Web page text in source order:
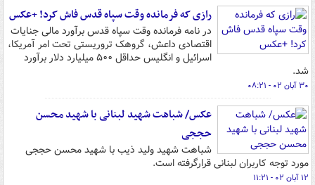
رازی که فرمانده وقت سپاه قدس فاش کرد! +عکس
در نامه فرمانده وقت سپاه قدس برآورد مالی جنایات
اقتصادی داعش، گروهک تروریستی تحت امر آمریکا،
اسرائیل و انگلیس حداقل ۵۰۰ میلیارد دلار برآورد
شد.
۳۰ آبان ۰۲ - ۰۸:۲۱
عکس/ شباهت شهید لبنانی با شهید محسن
حججی
شباهت شهید ولید ذیب با شهید محسن حججی
مورد توجه کاربران لبنانی قرارگرفته است.
۱۲ آبان ۰۲ - ۱۱:۲۱